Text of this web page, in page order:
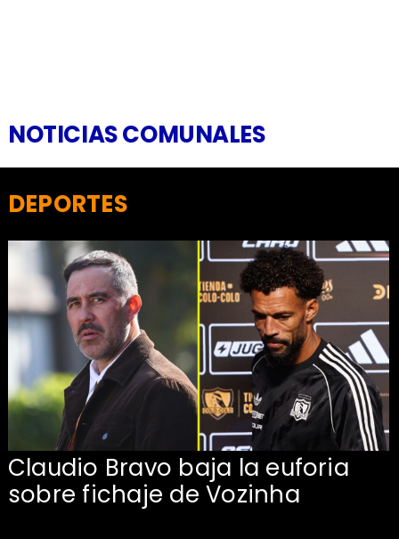
NOTICIAS COMUNALES
Claudio Bravo baja la euforia
sobre fichaje de Vozinha
DEPORTES